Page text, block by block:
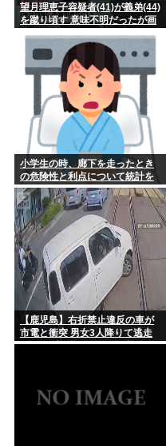
望月理恵子容疑者(41)が義弟(44)
を蹴り頃す 意味不明だったが画
小学生の時、廊下を走ったとき
の危険性と利点について統計を
とった奴がいた
【鹿児島】右折禁止違反の車が
市電と衝突 男女3人降りて逃走
ドライブレコーダーに一部始終